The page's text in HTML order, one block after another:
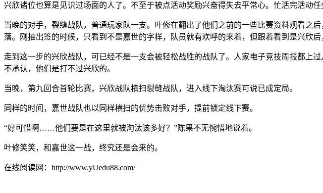
兴欣诸位也算是见识过场面的人了。不至于被点活动奖励兴奋得失去平常心。忙活完活动
当晚的对手，裂缝战队，普通玩家队一支。叶修在翻出了他们之前的一些比赛资料观看之
落。刚抽出签的时候，只看到不是嘉世的字样，队员就有欢呼的来着，但跟着看到是兴欣后
走到这一步的兴欣战队，可已经不是一支会被轻松战胜的战队了。人家电子竞技周报都上
不承认，他们是打不过兴欣的。
当晚，第九回合首轮比赛，兴欣战队横扫裂缝战队，进入线下淘汰赛可说已成定局。
同样的时间，嘉世战队也以同样横扫的优势击败对手，提前锁定线下赛。
“好可惜啊……他们要是在这里就被淘汰该多好？”陈果不无惋惜地说着。
叶修笑笑，和嘉世这一战，终究还是会来的。
在线阅读网：http://www.yUedu88.com/